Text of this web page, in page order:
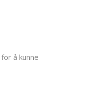
for å kunne